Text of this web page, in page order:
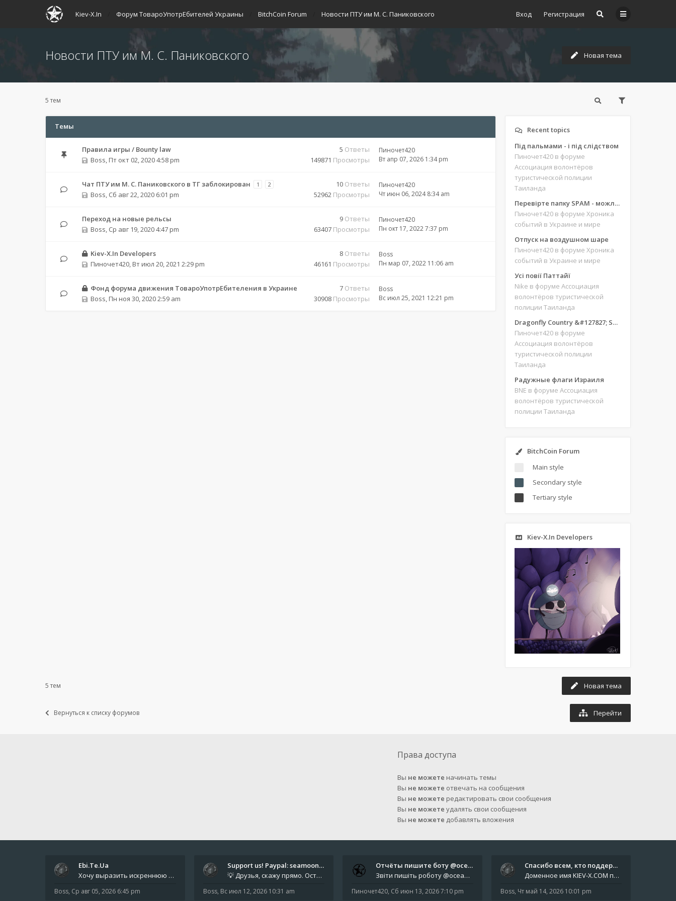
Вход Регистрация
Kiev-X.In Форум ТовароУпотрЕбителей Украины BitchCoin Forum Новости ПТУ им М. С. Паниковского
Новости ПТУ им М. С. Паниковского Новая тема
5 тем
Темы
Правила игры / Bounty law
Boss, Пт окт 02, 2020 4:58 pm
5 Ответы
149871 Просмотры
Пиночет420
Вт апр 07, 2026 1:34 pm
Чат ПТУ им М. С. Паниковского в ТГ заблокирован 1 2
Boss, Сб авг 22, 2020 6:01 pm
10 Ответы
52962 Просмотры
Пиночет420
Чт июн 06, 2024 8:34 am
Переход на новые рельсы
Boss, Ср авг 19, 2020 4:47 pm
9 Ответы
63407 Просмотры
Пиночет420
Пн окт 17, 2022 7:37 pm
Kiev-X.In Developers
Пиночет420, Вт июл 20, 2021 2:29 pm
8 Ответы
46161 Просмотры
Boss
Пн мар 07, 2022 11:06 am
Фонд форума движения ТовароУпотрЕбителения в Украине
Boss, Пн ноя 30, 2020 2:59 am
7 Ответы
30908 Просмотры
Boss
Вс июл 25, 2021 12:21 pm
Recent topics
Під пальмами - і під слідством
Пиночет420 в форуме
Ассоциация волонтёров
туристической полиции
Таиланда
Перевірте папку SPAM - можливо, ви щось пропустили
Пиночет420 в форуме Хроника
событий в Украине и мире
Отпуск на воздушном шаре
Пиночет420 в форуме Хроника
событий в Украине и мире
Усі повії Паттайї
Nike в форуме Ассоциация
волонтёров туристической
полиции Таиланда
Dragonfly Country &#127827; Save our site &#127775;&#127769;
Пиночет420 в форуме
Ассоциация волонтёров
туристической полиции
Таиланда
Радужные флаги Израиля
BNE в форуме Ассоциация
волонтёров туристической
полиции Таиланда
BitchCoin Forum
Main style
Secondary style
Tertiary style
Kiev-X.In Developers
Новая тема
5 тем
Вернуться к списку форумов Перейти
Права доступа
Вы не можете начинать темы
Вы не можете отвечать на сообщения
Вы не можете редактировать свои сообщения
Вы не можете удалять свои сообщения
Вы не можете добавлять вложения
Ebi.Te.Ua
Хочу выразить искреннюю благодарность всем анонимным пользователям, которые поддержали наше сообщество финансово. Благод
Boss, Ср авг 05, 2026 6:45 pm
Support us! Paypal: seamoonpa…
💡 Друзья, скажу прямо. Осталось мало времени. За это время нам нужно закрыть последние обязательные расходы: около 500
Boss, Вс июл 12, 2026 10:31 am
Отчёты пишите боту @oceanfish…
Звіти пишіть роботу @oceanfishbotbot Друзі, важливе повідомлення для учасників форума. Основне звернення опублікован
Пиночет420, Сб июн 13, 2026 7:10 pm
Спасибо всем, кто поддерживае…
Доменное имя KIEV-X.COM продлено до третьей декады августа 2027 года! Спасибо всем анонимным пользователям, которые по
Boss, Чт май 14, 2026 10:01 pm